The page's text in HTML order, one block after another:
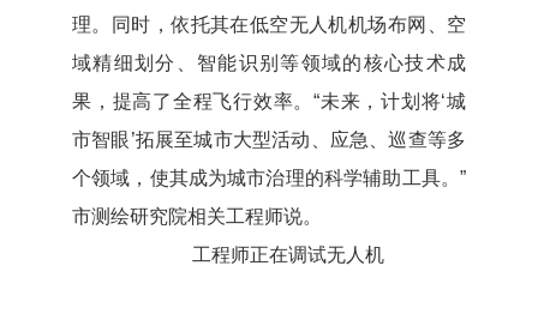
理。同时，依托其在低空无人机机场布网、空
域精细划分、智能识别等领域的核心技术成
果，提高了全程飞行效率。“未来，计划将‘城
市智眼’拓展至城市大型活动、应急、巡查等多
个领域，使其成为城市治理的科学辅助工具。”
市测绘研究院相关工程师说。
工程师正在调试无人机